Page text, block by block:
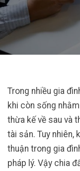
Trong nhiều gia
khi còn sống
thừa kế về sau và
tài sản. Tuy nhiên,
thuận trong gia
pháp lý. Vậy chia